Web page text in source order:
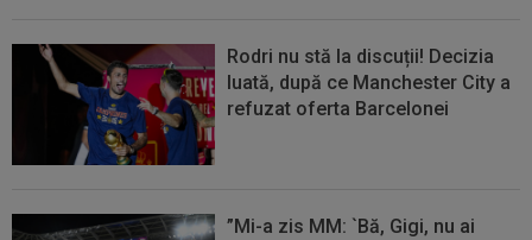
Rodri nu stă la discuții! Decizia
luată, după ce Manchester City a
refuzat oferta Barcelonei
”Mi-a zis MM: `Bă, Gigi, nu ai